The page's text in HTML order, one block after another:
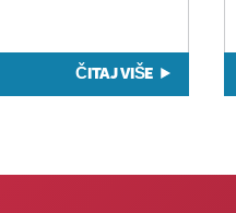
ČITAJ VIŠE